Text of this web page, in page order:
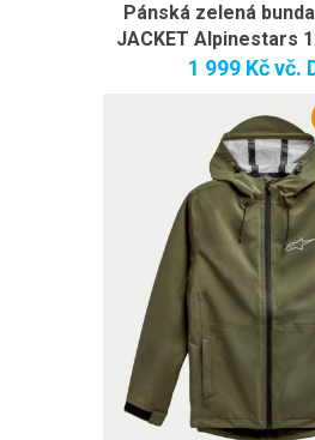
Pánská zelená bunda
JACKET Alpinestars
1 999 Kčvč.